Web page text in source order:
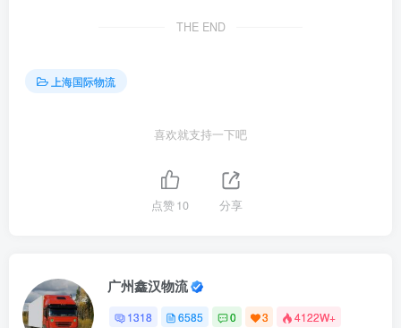
THE END
上海国际物流
喜欢就支持一下吧
点赞10 分享
广州鑫汉物流
1318 6585 0 3 4122W+